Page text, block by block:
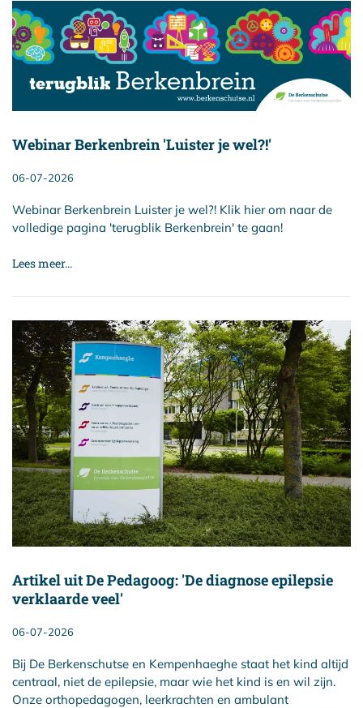
Webinar Berkenbrein 'Luister je wel?!'
06-07-2026
Webinar Berkenbrein Luister je wel?! Klik hier om naar de
volledige pagina 'terugblik Berkenbrein' te gaan!
Lees meer...
Artikel uit De Pedagoog: 'De diagnose epilepsie
verklaarde veel'
06-07-2026
Bij De Berkenschutse en Kempenhaeghe staat het kind altijd
centraal, niet de epilepsie, maar wie het kind is en wil zijn.
Onze orthopedagogen, leerkrachten en ambulant